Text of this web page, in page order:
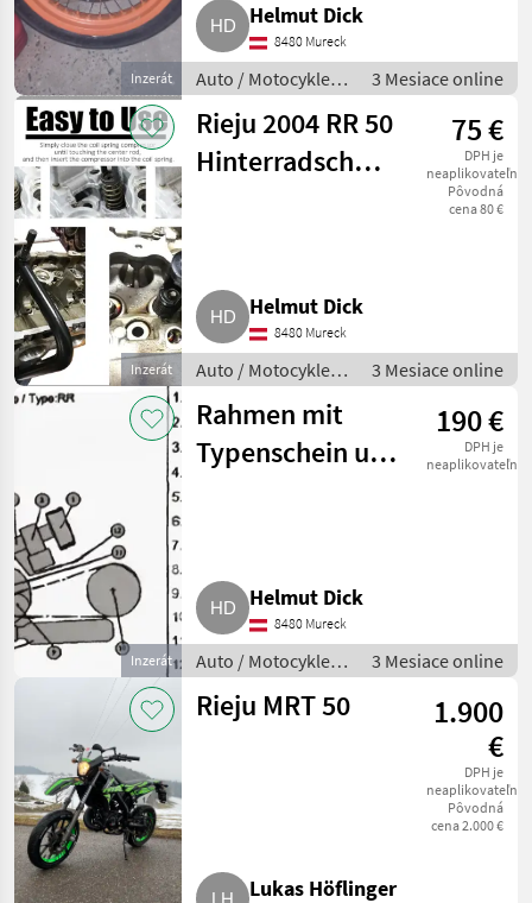
Inzerát
Helmut Dick
8480 Mureck
Auto / Motocykle /
Motorka
3 Mesiace online
Inzerát
Rieju 2004 RR 50
Hinterradschwinge
75 €
DPH je
neaplikovateľné
Pôvodná
cena 80 €
Helmut Dick
8480 Mureck
Auto / Motocykle /
Motorka
3 Mesiace online
Inzerát
Rahmen mit
Typenschein und
190 €
DPH je
neaplikovateľné
Helmut Dick
8480 Mureck
Auto / Motocykle /
Motorka
3 Mesiace online
Rieju MRT 50
1.900
€
DPH je
neaplikovateľné
Pôvodná
cena 2.000 €
Lukas Höflinger